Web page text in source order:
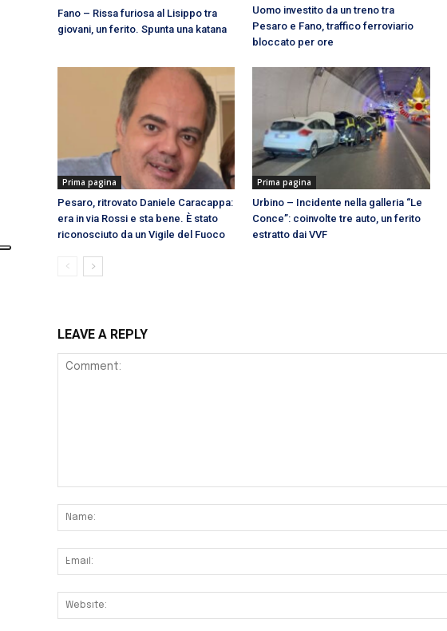
Fano – Rissa furiosa al Lisippo tra
giovani, un ferito. Spunta una katana
Uomo investito da un treno tra
Pesaro e Fano, traffico ferroviario
bloccato per ore
Prima pagina
Pesaro, ritrovato Daniele Caracappa:
era in via Rossi e sta bene. È stato
riconosciuto da un Vigile del Fuoco
Prima pagina
Urbino – Incidente nella galleria “Le
Conce”: coinvolte tre auto, un ferito
estratto dai VVF
LEAVE A REPLY